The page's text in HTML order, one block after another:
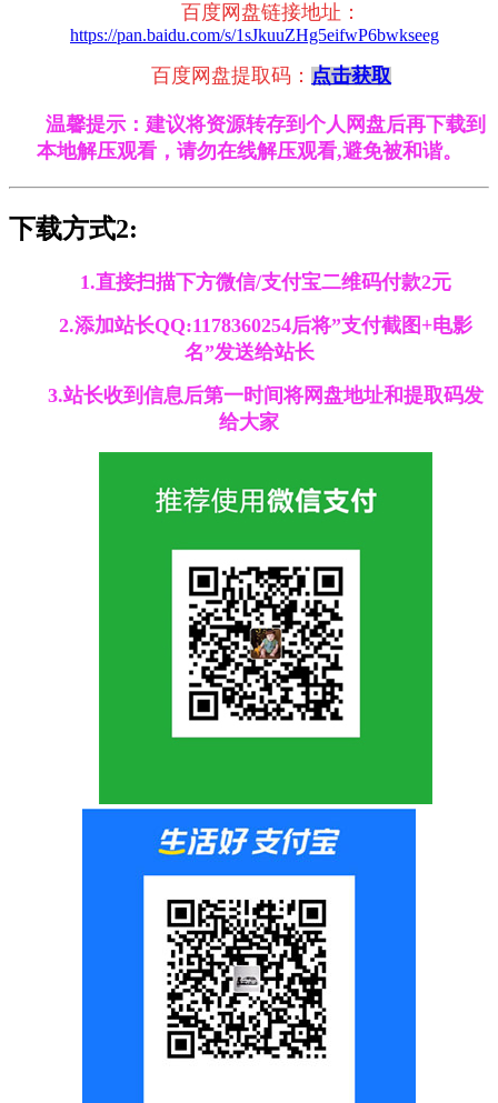
百度网盘链接地址 ：
https://pan.baidu.com/s/1sJkuuZHg5eifwP6bwkseeg
百度网盘提取码： 点击获取
温馨提示：建议将资源转存到个人网盘后再下载到
本地解压观看，请勿在线解压观看,避免被和谐。
下载方式2:
1.直接扫描下方微信/支付宝二维码付款2元
2.添加站长QQ:1178360254后将”支付截图+电影
名”发送给站长
3.站长收到信息后第一时间将网盘地址和提取码发
给大家